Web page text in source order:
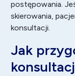
postępowania.
skierowania,
konsultacji.
Jak